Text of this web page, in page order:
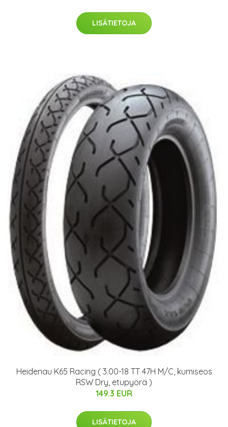
LISÄTIETOJA
Heidenau K65 Racing ( 3.00-18 TT 47H M/C, kumiseos
RSW Dry, etupyörä )
149.3 EUR
LISÄTIETOJA